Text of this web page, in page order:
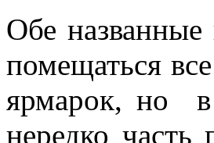
Обе
помещаться
ярмарок, но в
нередко